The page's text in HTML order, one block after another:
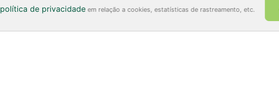
política de privacidadeem relação a cookies, estatísticas de rastreamento, etc.
Guia do paciente